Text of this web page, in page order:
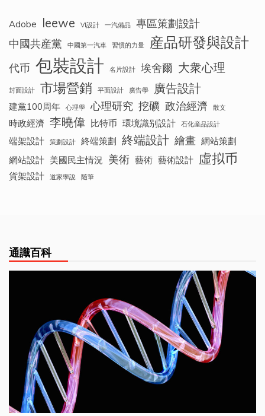
Adobe leewe VI設計 一汽備品
專區策劃設計
中國共産黨
中國第一汽車 習慣的力量 産品研發與設計
代币 包裝設計 名片設計 埃舍爾 大衆心理
封面設計 市場營銷 平面設計 廣告學 廣告設計
建黨100周年 心理學 心理研究 挖礦 政治經濟 散文
時政經濟 李曉偉 比特币 環境識别設計 石化産品設計
端架設計 策劃設計 終端策劃 終端設計 繪畫 網站策劃
網站設計 美國民主情況 美術 藝術 藝術設計 虛拟币
貨架設計 道家學說 随筆
通識百科